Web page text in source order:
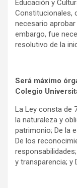
Educación y
Constitucionales,
necesario
embargo, fue
resolutivo de la
Será máximo
Colegio
La Ley consta de
la naturaleza y
patrimonio; De la
De los
y transparencia; y